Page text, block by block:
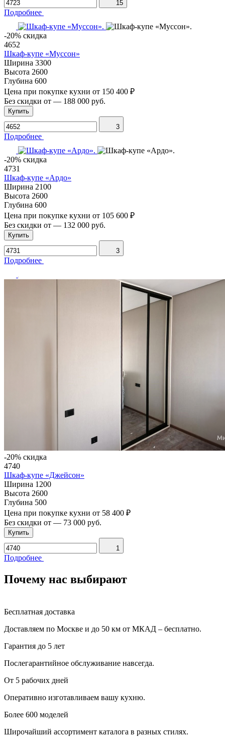
15
Подробнее
-20% скидка
4652
Шкаф-купе «Муссон»
Ширина 3300
Высота 2600
Глубина 600
Цена при покупке кухни от 150 400 ₽
Без скидки от — 188 000 руб.
Купить
3
Подробнее
-20% скидка
4731
Шкаф-купе «Ардо»
Ширина 2100
Высота 2600
Глубина 600
Цена при покупке кухни от 105 600 ₽
Без скидки от — 132 000 руб.
Купить
3
Подробнее
-20% скидка
4740
Шкаф-купе «Джейсон»
Ширина 1200
Высота 2600
Глубина 500
Цена при покупке кухни от 58 400 ₽
Без скидки от — 73 000 руб.
Купить
1
Подробнее
Почему нас выбирают
Бесплатная доставка
Доставляем по Москве и до 50 км от МКАД – бесплатно.
Гарантия до 5 лет
Послегарантийное обслуживание навсегда.
От 5 рабочих дней
Оперативно изготавливаем вашу кухню.
Более 600 моделей
Широчайший ассортимент каталога в разных стилях.